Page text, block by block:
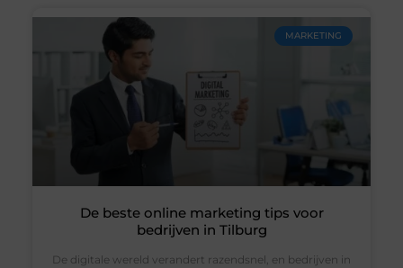
MARKETING
De beste online marketing tips voor
bedrijven in Tilburg
De digitale wereld verandert razendsnel, en bedrijven in